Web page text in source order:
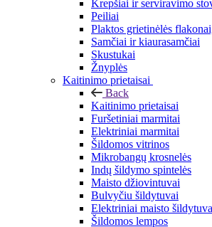
Krepšiai ir serviravimo
Peiliai
Plaktos grietinėlės
Samčiai ir kiaurasamčiai
Skustukai
Žnyplės
Kaitinimo prietaisai
Back
Kaitinimo prietaisai
Furšetiniai marmitai
Elektriniai marmitai
Šildomos vitrinos
Mikrobangų krosnelės
Indų šildymo spintelės
Maisto džiovintuvai
Bulvyčiu šildytuvai
Elektriniai maisto
Šildomos lempos